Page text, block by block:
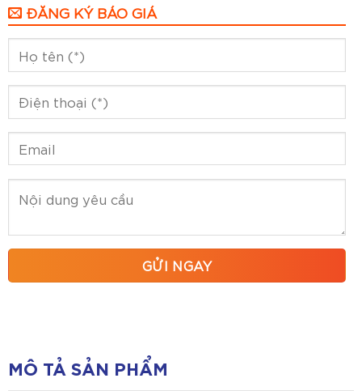
ĐĂNG KÝ BÁO GIÁ
MÔ TẢ SẢN PHẨM